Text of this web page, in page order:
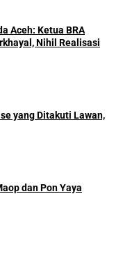
Aceh: Ketua BRA
Nihil Realisasi
yang Ditakuti Lawan,
dan Pon Yaya